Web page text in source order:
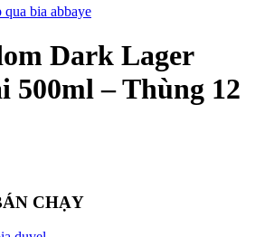
Dark Lager
500ml – Thùng 12
CHẠY